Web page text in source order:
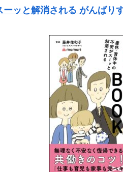
ーッと解消される がんばり